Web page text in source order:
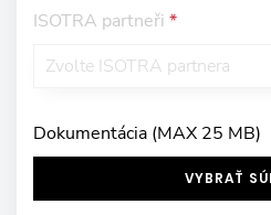
ISOTRA partneři *
Dokumentácia (MAX 25 MB)
VYBRAŤ